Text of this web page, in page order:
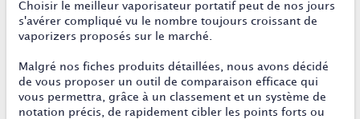
Choisir le meilleur vaporisateur portatif peut de nos jours
s'avérer compliqué vu le nombre toujours croissant de
vaporizers proposés sur le marché.
Malgré nos fiches produits détaillées, nous avons décidé
de vous proposer un outil de comparaison efficace qui
vous permettra, grâce à un classement et un système de
notation précis, de rapidement cibler les points forts ou